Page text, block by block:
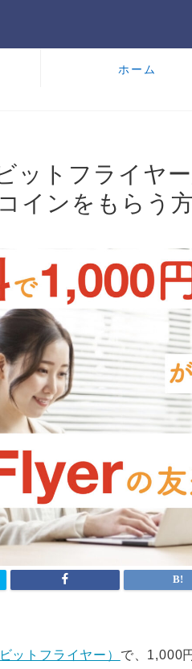
ホーム
ットフライヤ
インをもらう
ットフライヤー） で、1,000